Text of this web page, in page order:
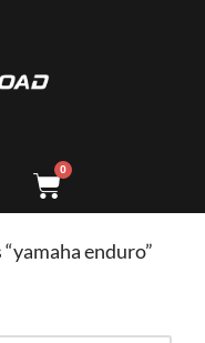
0
enduro”